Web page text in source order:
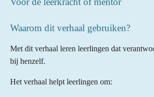
Waarom dit verhaal gebruiken?
Met dit verhaal leren leerlingen dat
bij henzelf.
Het verhaal helpt leerlingen om: